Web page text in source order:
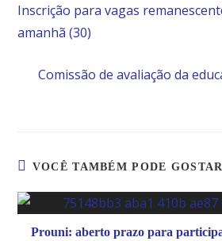
Inscrição para vagas
amanhã (30)
Comissão de avaliação da
VOCÊ TAMBÉM PODE GOSTAR
Prouni: aberto prazo para